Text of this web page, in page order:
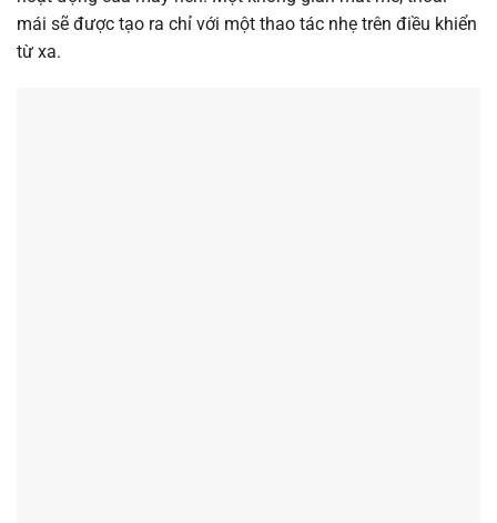
mái sẽ được tạo ra chỉ với một thao tác nhẹ trên điều khiển
từ xa.